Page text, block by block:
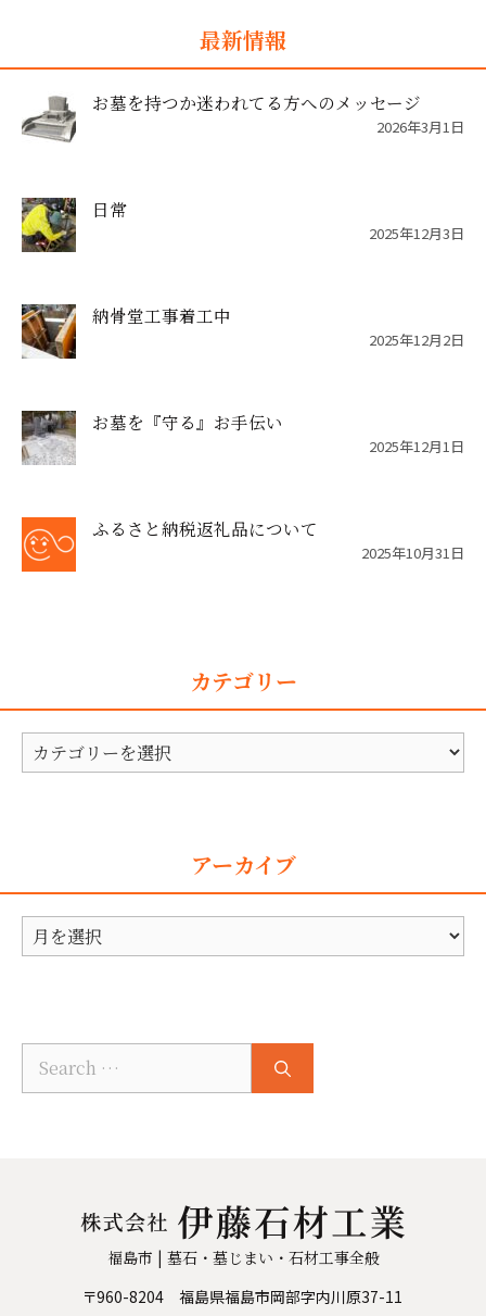
最新情報
お墓を持つか迷われてる方へのメッセージ
2026年3月1日
日常
2025年12月3日
納骨堂工事着工中
2025年12月2日
お墓を『守る』お手伝い
2025年12月1日
ふるさと納税返礼品について
2025年10月31日
カテゴリー
カ
テ
アーカイブ
ア
ー
ブSearch
for:
福島市 | 墓石・墓じまい・石材工事全般
〒960-8204 福島県福島市岡部字内川原37-11